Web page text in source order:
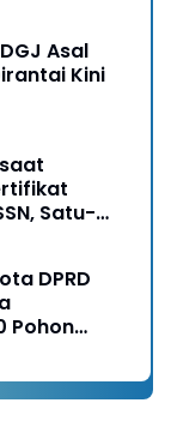
Asal
Kini
Satu-
DPRD
Pohon